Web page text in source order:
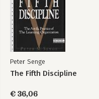
Peter Senge
The Fifth Discipline
€ 36,06